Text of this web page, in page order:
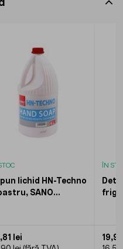
lichid HN-Techno
SANO
lei
ÎN